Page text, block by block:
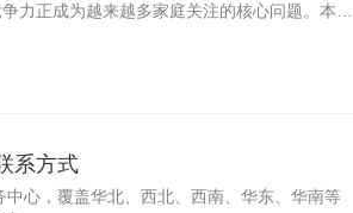
力正成为越来越多家庭关注的核心问题。本次
系方式
心，覆盖华北、西北、西南、华东、华南等